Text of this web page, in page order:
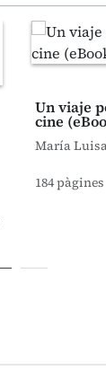
Un viaje
cine
María
184 pàgines